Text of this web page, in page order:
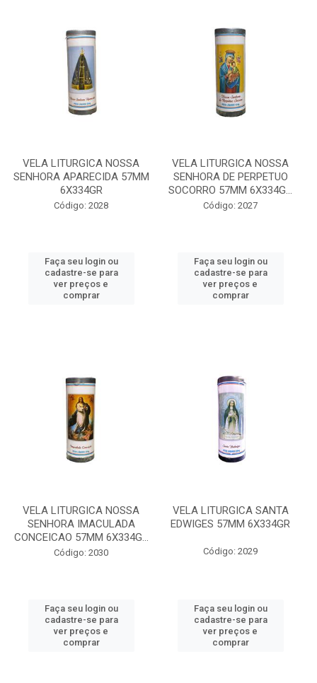
VELA LITURGICA NOSSA
SENHORA APARECIDA 57MM
6X334GR
Código: 2028
Faça seu login ou
cadastre-se para
ver preços e
comprar
VELA LITURGICA NOSSA
SENHORA DE PERPETUO
SOCORRO 57MM 6X334G...
Código: 2027
Faça seu login ou
cadastre-se para
ver preços e
comprar
VELA LITURGICA NOSSA
SENHORA IMACULADA
CONCEICAO 57MM 6X334G...
Código: 2030
Faça seu login ou
cadastre-se para
ver preços e
comprar
VELA LITURGICA SANTA
EDWIGES 57MM 6X334GR
Código: 2029
Faça seu login ou
cadastre-se para
ver preços e
comprar